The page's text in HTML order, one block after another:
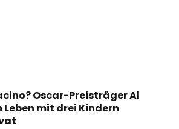
Oscar-Preisträger Al
mit drei Kindern